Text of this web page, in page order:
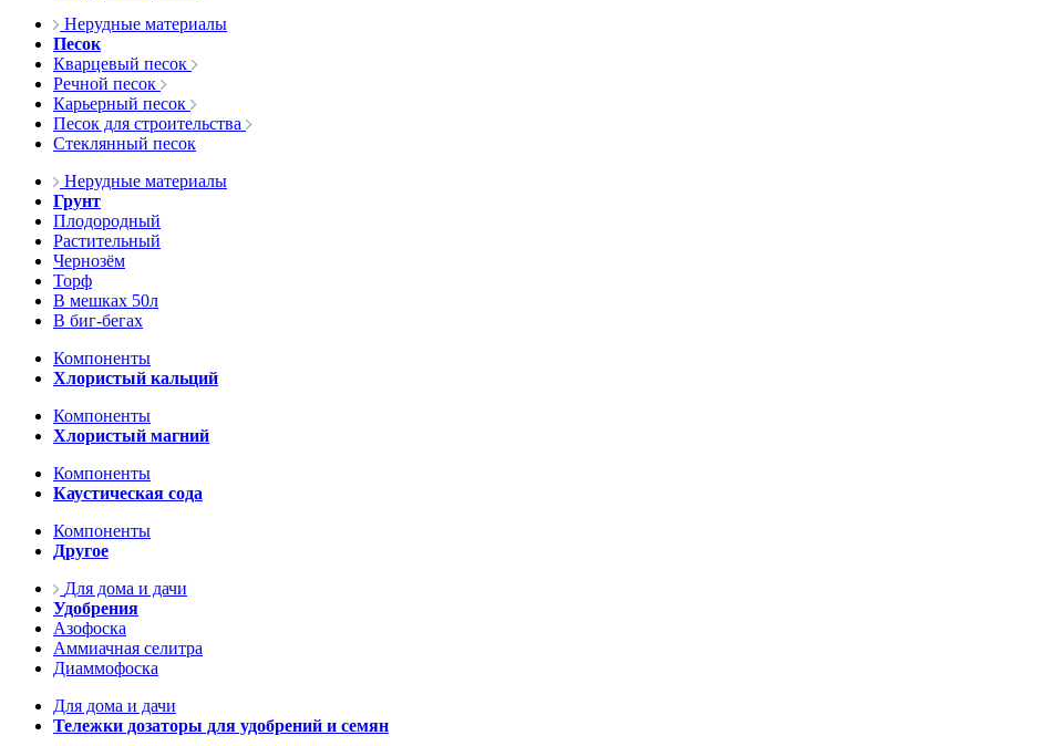
Нерудные материалы
Песок
Кварцевый песок
Речной песок
Карьерный песок
Песок для строительства
Стеклянный песок
Нерудные материалы
Грунт
Плодородный
Растительный
Чернозём
Торф
В мешках 50л
В биг-бегах
Компоненты
Хлористый кальций
Компоненты
Хлористый магний
Компоненты
Каустическая сода
Компоненты
Другое
Для дома и дачи
Удобрения
Азофоска
Аммиачная селитра
Диаммофоска
Для дома и дачи
Тележки дозаторы для удобрений и семян